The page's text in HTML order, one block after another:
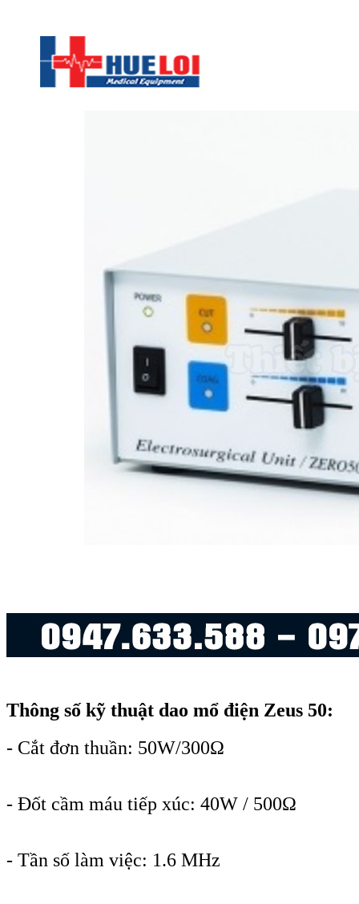
Thông số kỹ thuật dao mổ điện Zeus 50:
- Cắt đơn thuần: 50W/300Ω
- Đốt cầm máu tiếp xúc: 40W / 500Ω
- Tần số làm việc: 1.6 MHz